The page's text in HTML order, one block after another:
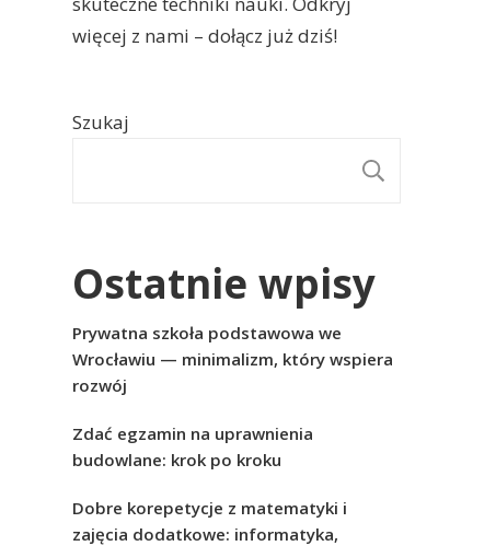
więcej z nami – dołącz już dziś!
Szukaj
Ostatnie wpisy
Prywatna szkoła podstawowa we
Wrocławiu — minimalizm, który wspiera
rozwój
Zdać egzamin na uprawnienia
budowlane: krok po kroku
Dobre korepetycje z matematyki i
zajęcia dodatkowe: informatyka,